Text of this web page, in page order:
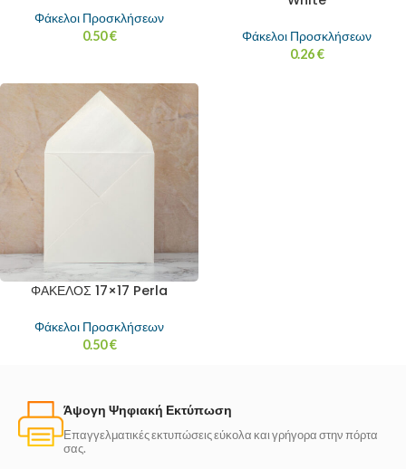
Φάκελοι Προσκλήσεων
0.50€
Φάκελοι Προσκλήσεων
0.26€
ΦΑΚΕΛΟΣ 17×17 Perla
Φάκελοι Προσκλήσεων
0.50€
Άψογη Ψηφιακή Εκτύπωση
Επαγγελματικές εκτυπώσεις εύκολα και γρήγορα στην πόρτα
σας.